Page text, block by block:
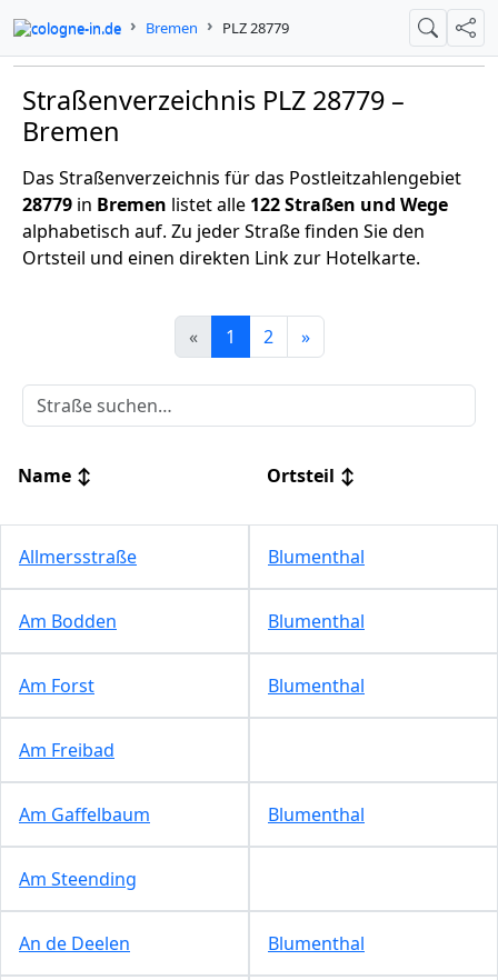
cologne-in.de Bremen PLZ 28779 Suche
Straßenverzeichnis PLZ 28779 –
Bremen
Das Straßenverzeichnis für das Postleitzahlengebiet
28779 in Bremen listet alle 122 Straßen und Wege
alphabetisch auf. Zu jeder Straße finden Sie den
Ortsteil und einen direkten Link zur Hotelkarte.
« 1 2 »
Name ↕ Ortsteil ↕
Allmersstraße Blumenthal
Am Bodden Blumenthal
Am Forst Blumenthal
Am Freibad
Am Gaffelbaum Blumenthal
Am Steending
An de Deelen Blumenthal